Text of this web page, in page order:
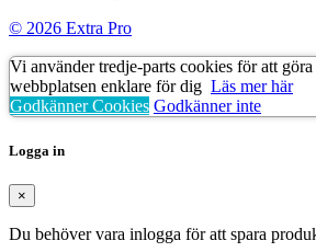
© 2026 Extra Pro
Vi använder tredje-parts cookies för att göra
webbplatsen enklare för dig Läs mer här
Godkänner Cookies Godkänner inte
Logga in
×
Du behöver vara inlogga för att spara